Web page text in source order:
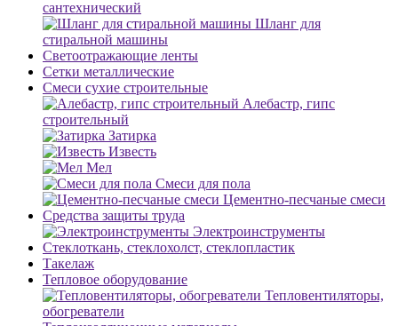
сантехнический
Шланг для
стиральной машины
Светоотражающие ленты
Сетки металлические
Смеси сухие строительные
Алебастр, гипс
строительный
Затирка
Известь
Мел
Смеси для пола
Цементно-песчаные смеси
Средства защиты труда
Электроинструменты
Стеклоткань, стеклохолст, стеклопластик
Такелаж
Тепловое оборудование
Тепловентиляторы,
обогреватели